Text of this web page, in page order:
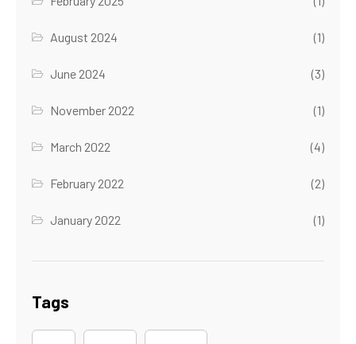
August 2024 (1)
June 2024 (3)
November 2022 (1)
March 2022 (4)
February 2022 (2)
January 2022 (1)
Tags